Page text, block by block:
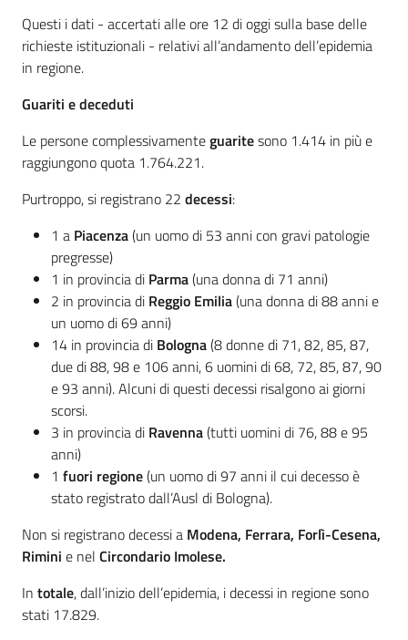
Questi i dati - accertati alle ore 12 di oggi sulla base delle
richieste istituzionali - relativi all’andamento dell’epidemia
in regione.
Guariti e deceduti
Le persone complessivamenteguaritesono 1.414 in più e
raggiungono quota 1.764.221.
Purtroppo, si registrano 22 decessi:
1 a Piacenza(un uomo di 53 anni con gravi patologie
pregresse)
1 in provincia di Parma(una donna di 71 anni)
2 in provincia di Reggio Emilia(una donna di 88 anni e
un uomo di 69 anni)
14 in provincia di Bologna(8 donne di 71, 82, 85, 87,
due di 88, 98 e 106 anni, 6 uomini di 68, 72, 85, 87, 90
e 93 anni). Alcuni di questi decessi risalgono ai giorni
scorsi.
3 in provincia di Ravenna(tutti uomini di 76, 88 e 95
anni)
1 fuori regione(un uomo di 97 anni il cui decesso è
stato registrato dall’Ausl di Bologna).
Non si registrano decessi a Modena, Ferrara, Forlì-Cesena,
Rimini e nel Circondario Imolese.
In totale, dall’inizio dell’epidemia, i decessi in regione sono
stati 17.829.